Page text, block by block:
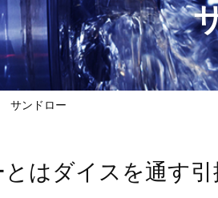
ンドロー
はダイスを通す引